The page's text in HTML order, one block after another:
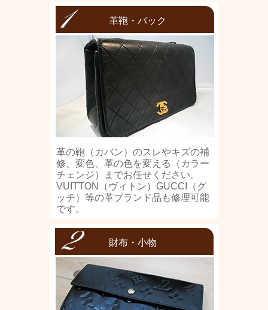
革鞄・バック
革の鞄（カバン）のスレやキズの補
修、変色、革の色を変える（カラー
チェンジ）までお任せください。
VUITTON（ヴィトン）GUCCI（グ
ッチ）等の革ブランド品も修理可能
です。
財布・小物